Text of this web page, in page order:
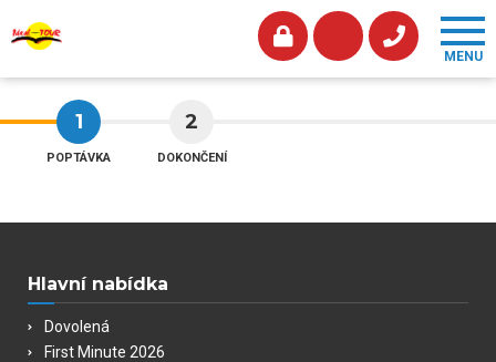
1
POPTÁVKA
2
DOKONČENÍ
Hlavní nabídka
Dovolená
First Minute 2026